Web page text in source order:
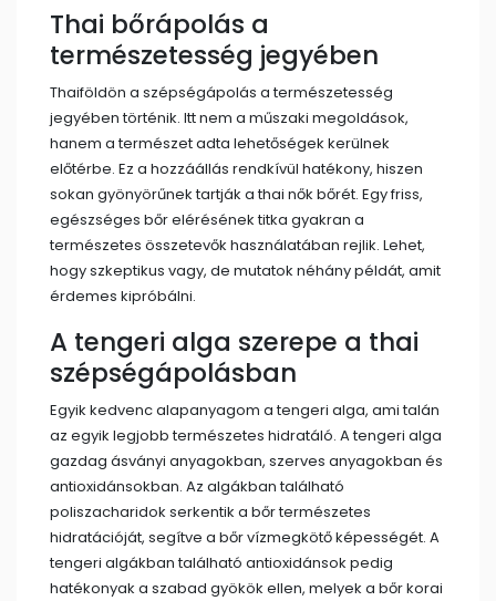
Thai bőrápolás a
természetesség jegyében
Thaiföldön a szépségápolás a természetesség
jegyében történik. Itt nem a műszaki megoldások,
hanem a természet adta lehetőségek kerülnek
előtérbe. Ez a hozzáállás rendkívül hatékony, hiszen
sokan gyönyörűnek tartják a thai nők bőrét. Egy friss,
egészséges bőr elérésének titka gyakran a
természetes összetevők használatában rejlik. Lehet,
hogy szkeptikus vagy, de mutatok néhány példát, amit
érdemes kipróbálni.
A tengeri alga szerepe a thai
szépségápolásban
Egyik kedvenc alapanyagom a tengeri alga, ami talán
az egyik legjobb természetes hidratáló. A tengeri alga
gazdag ásványi anyagokban, szerves anyagokban és
antioxidánsokban. Az algákban található
poliszacharidok serkentik a bőr természetes
hidratációját, segítve a bőr vízmegkötő képességét. A
tengeri algákban található antioxidánsok pedig
hatékonyak a szabad gyökök ellen, melyek a bőr korai